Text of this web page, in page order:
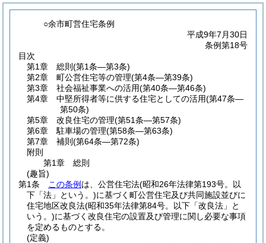
○余市町営住宅条例
平成9年7月30日
条例第18号
目次
第1章
総則 (第1条―第3条)
第2章
町公営住宅等の管理(第4条―第39条)
第3章
社会福祉事業への活用(第40条―第46条)
第4章
中堅所得者等に供する住宅としての活用(第47条―
第50条)
第5章
改良住宅の管理(第51条―第57条)
第6章
駐車場の管理(第58条―第63条)
第7章
補則 (第64条―第72条)
附則
第1章
総則
(趣旨)
第1条
この条例 は、公営住宅法(昭和26年法律第193号。以
下「法」という。)に基づく町公営住宅及び共同施設並びに
住宅地区改良法(昭和35年法律第84号。以下「改良法」と
いう。)に基づく改良住宅の設置及び管理に関し必要な事項
を定めるものとする。
(定義)